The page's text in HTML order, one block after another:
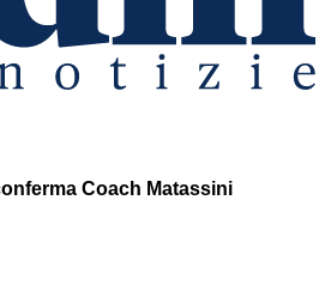
Coach Matassini